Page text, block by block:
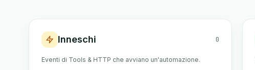
Inneschi 0
Eventi di Tools & HTTP che avviano un'automazione.